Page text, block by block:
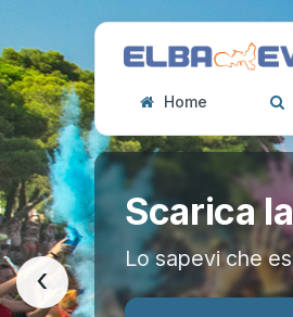
Home
Scarica
Lo sapevi che
‹